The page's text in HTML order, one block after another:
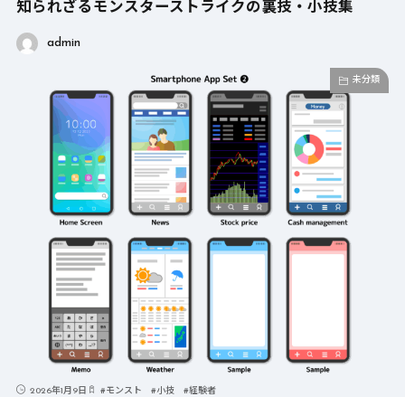
知られざるモンスターストライクの裏技・小技集
admin
未分類
2026年1月9日 #モンスト #小技 #経験者